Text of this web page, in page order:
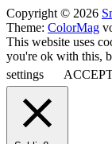
Copyright © 2026
Theme: ColorMag
This website uses
you're ok with this,
settings